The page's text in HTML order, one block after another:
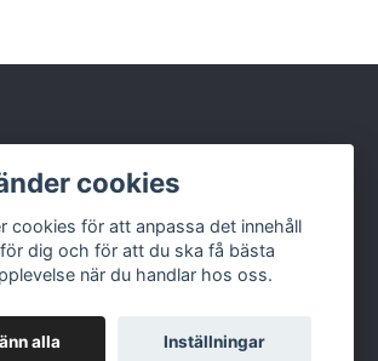
cookies
cookies för att anpassa det innehåll
dig och för att du ska få bästa
när du handlar hos oss.
alla Inställningar